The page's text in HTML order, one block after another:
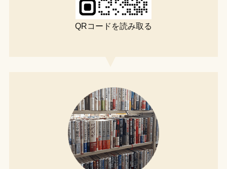
QRコードを読み取る